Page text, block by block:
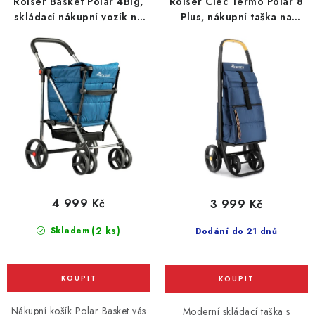
kuskládací nákupní vozík na
Skladem (2 ks)
4 999 Kč
Nákupní košík Polar Basket vás
Plus, nákupní taška na
Dodání do 21 dnů
3 999 Kč
Moderní skládací taška s